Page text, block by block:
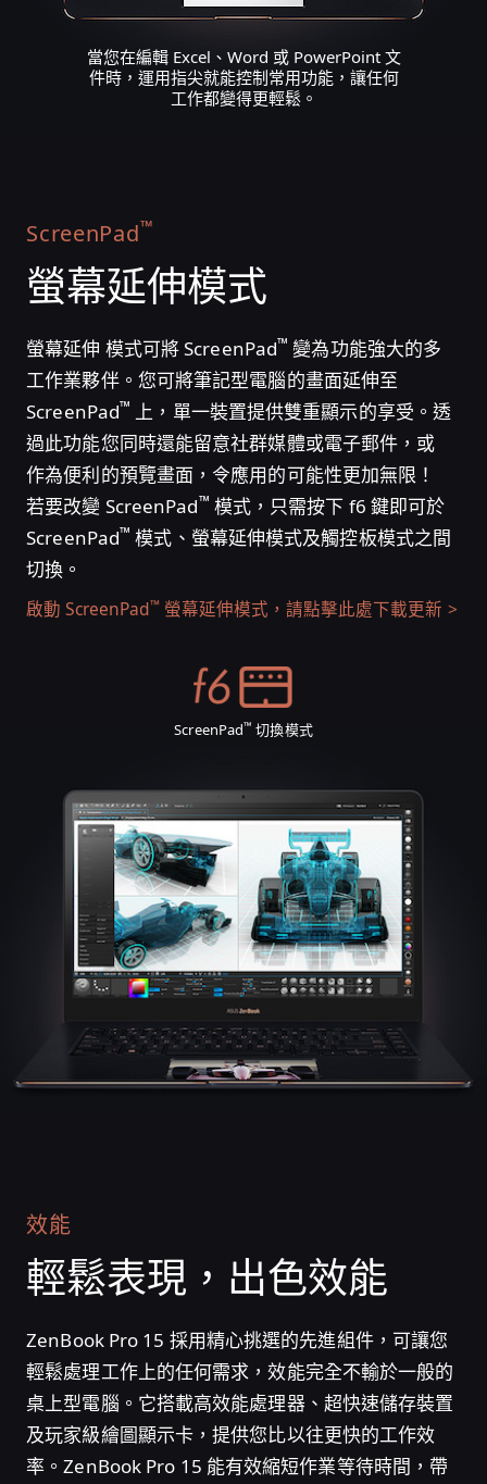
當您在編輯 Excel、Word 或 PowerPoint 文
件時，運用指尖就能控制常用功能，讓任何
工作都變得更輕鬆。
ScreenPad™
螢幕延伸模式
螢幕延伸 模式可將 ScreenPad™ 變為功能強大的多
工作業夥伴。您可將筆記型電腦的畫面延伸至
ScreenPad™ 上，單一裝置提供雙重顯示的享受。透
過此功能您同時還能留意社群媒體或電子郵件，或
作為便利的預覽畫面，令應用的可能性更加無限！
若要改變 ScreenPad™ 模式，只需按下 f6 鍵即可於
ScreenPad™ 模式、螢幕延伸模式及觸控板模式之間
切換。
啟動 ScreenPad™ 螢幕延伸模式，請點擊此處下載更新
ScreenPad™ 切換模式
效能
輕鬆表現， 出色效能
ZenBook Pro 15 採用精心挑選的先進組件，可讓您
輕鬆處理工作上的任何需求，效能完全不輸於一般的
桌上型電腦。它搭載高效能處理器、超快速儲存裝置
及玩家級繪圖顯示卡，提供您比以往更快的工作效
率。ZenBook Pro 15 能有效縮短作業等待時間，帶